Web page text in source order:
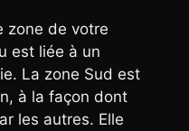
zone de votre
est liée à un
La zone Sud est
à la façon dont
les autres. Elle